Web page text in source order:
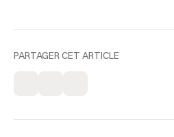
PARTAGER CET ARTICLE